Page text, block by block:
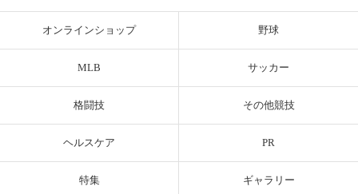
オンラインショップ 野球
MLB サッカー
格闘技 その他競技
ヘルスケア PR
特集 ギャラリー